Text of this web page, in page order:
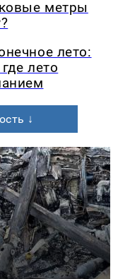
метры
лето:
лето
↓